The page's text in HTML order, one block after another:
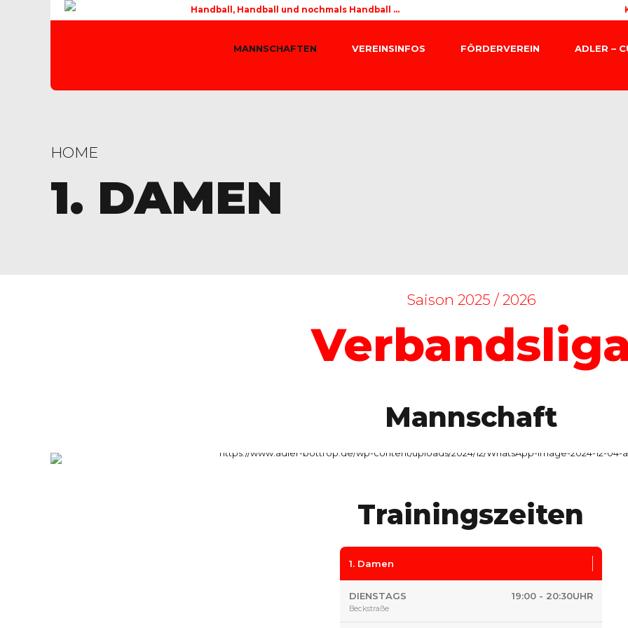
Handball, Handball und nochmals Handball ...
MANNSCHAFTEN VEREINSINFOS FÖRDERVEREIN ADLER –
HOME
1. DAMEN
Saison 2025 / 2026
Mannschaft
Trainingszeiten
1. Damen
DIENSTAGS
Beckstraße
19:00 - 20:30UHR